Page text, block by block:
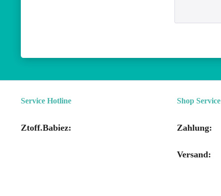
Service Hotline
Ztoff.Babiez:
Shop Service
Zahlung:
Versand: